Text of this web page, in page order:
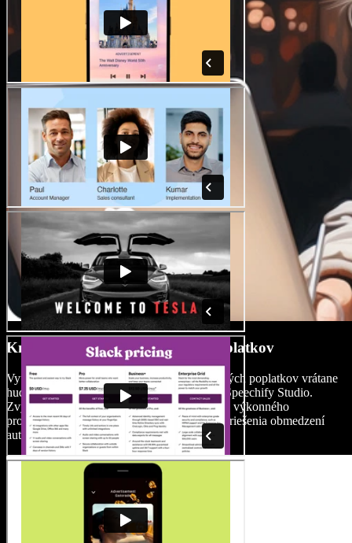
Knižnica médií bez autorských poplatkov
Využívajte pestrú knižnicu médií bez autorských poplatkov vrátane
hudby, videí a zvukových efektov priamo v Speechify Studio.
Zvýšte hodnotu svojej produkcie bez potreby výkonného
producenta, hollywoodskeho rozpočtu alebo riešenia obmedzení
autorských práv.